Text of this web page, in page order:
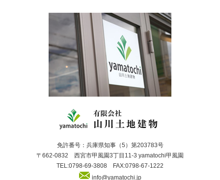
免許番号：兵庫県知事（5）第203783号
〒662-0832 西宮市甲風園3丁目11-3 yamatochi甲風園
TEL:0798-69-3808 FAX:0798-67-1222
info@yamatochi.jp